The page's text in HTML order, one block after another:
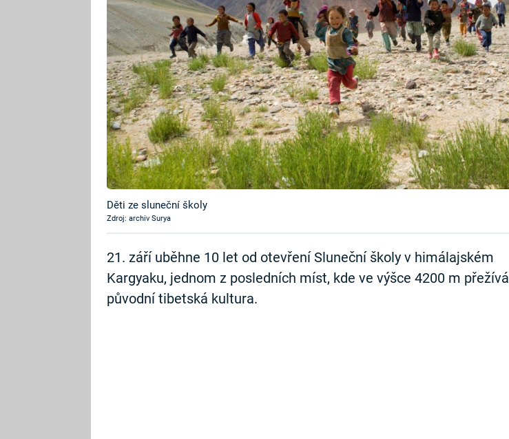
Děti ze sluneční školy
Zdroj: archiv Surya
21. září uběhne 10 let od otevření Sluneční školy v himálajském
Kargyaku, jednom z posledních míst, kde ve výšce 4200 m přežívá
původní tibetská kultura.